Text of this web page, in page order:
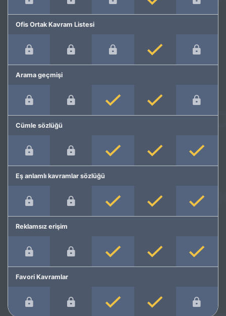
Ofis Ortak Kavram Listesi
Arama geçmişi
Cümle sözlüğü
Eş anlamlı kavramlar sözlüğü
Reklamsız erişim
Favori Kavramlar